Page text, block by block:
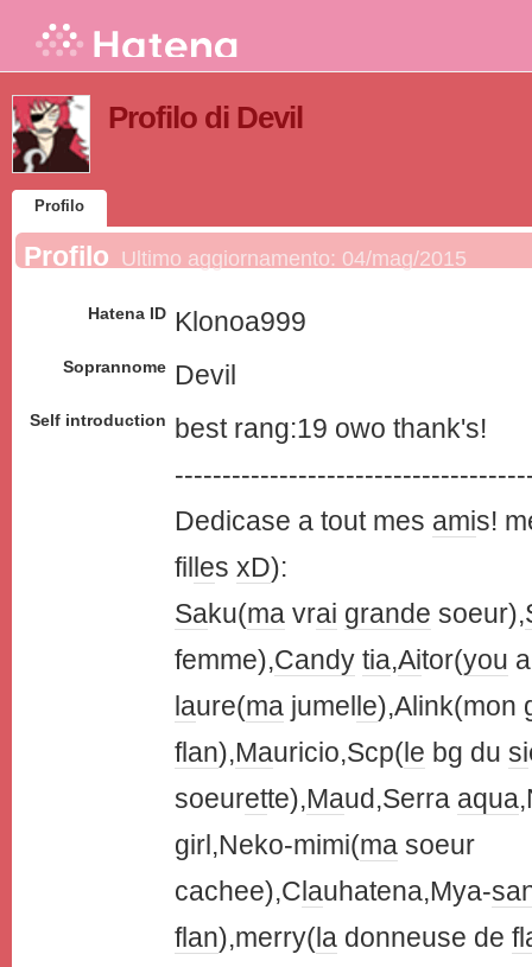
Profilo di Devil
Profilo
Profilo Ultimo aggiornamento: 04/mag/2015
Hatena ID Klonoa999
Soprannome Devil
Self introduction
best rang:19 owo thank's!
Dedicase a tout mes amis!
fil les xD):
Saku(ma vrai grande soeur),
femme),Candy tia,Aitor(you
laure(ma jumel le),Alink(mon
flan),Mauricio,Scp( le bg du si
soeurette),Maud,Serra aqua
girl,Neko-mimi(ma soeur
cachee),C lauhatena,Mya-
flan),merry( la donneuse de